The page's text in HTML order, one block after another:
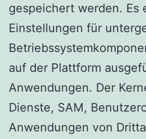
gespeichert werden. Es
Einstellungen für
auf der Plattform
Anwendungen. Der
Dienste, SAM,
Anwendungen von